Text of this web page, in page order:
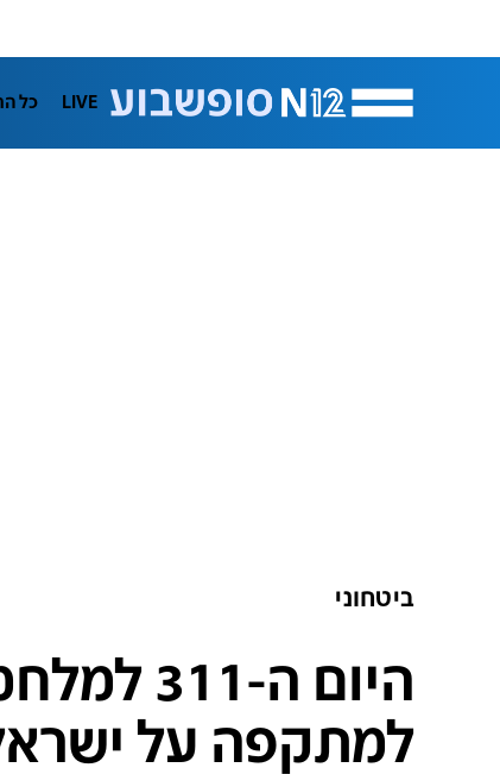
LIVE כל
ביטחוני
היום ה-
למתקפה על